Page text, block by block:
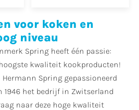
voor koken en
niveau
Spring heeft één passie:
kwaliteit kookproducten!
Spring gepassioneerd
1946 het bedrijf in Zwitserland
naar deze hoge kwaliteit